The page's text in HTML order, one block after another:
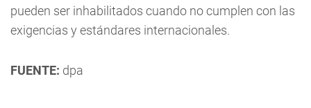
pueden ser inhabilitados cuando no cumplen con las
exigencias y estándares internacionales.
FUENTE: dpa